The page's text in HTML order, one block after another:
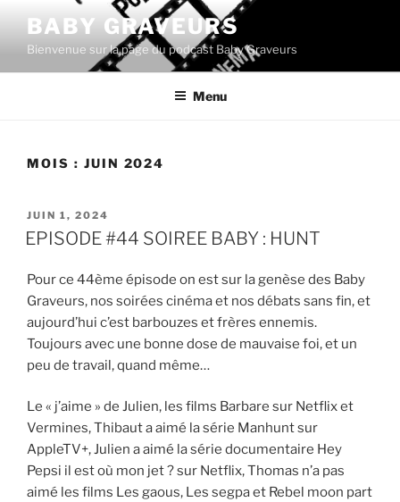
contenu
principal
BABY GRAVEURS
Bienvenue sur la page du podcast Baby Graveurs
Menu
MOIS : JUIN 2024
PUBLIÉ
LE
JUIN 1, 2024
EPISODE #44 SOIREE BABY : HUNT
Pour ce 44ème épisode on est sur la genèse des Baby
Graveurs, nos soirées cinéma et nos débats sans fin, et
aujourd’hui c’est barbouzes et frères ennemis.
Toujours avec une bonne dose de mauvaise foi, et un
peu de travail, quand même…
Le « j’aime » de Julien, les films Barbare sur Netflix et
Vermines, Thibaut a aimé la série Manhunt sur
AppleTV+, Julien a aimé la série documentaire Hey
Pepsi il est où mon jet ? sur Netflix, Thomas n’a pas
aimé les films Les gaous, Les segpa et Rebel moon part